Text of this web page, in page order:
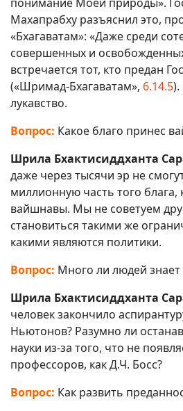
Махапрабху разъяснил это,
«Бхагаватам»: «Даже среди
совершенных и
встречается тот, кто предан
(«Шримад-Бхагаватам», 6.14.5).
лукавство.
Вопрос: Какое благо принес
Шрила Бхактисиддханта
даже через тысячи эр не
миллионную часть того блага,
вайшнавы. Мы не советуем
становиться такими же
какими являются политики.
Вопрос: Много ли людей
Шрила Бхактисиддханта
человек закончило
Ньютонов? Разумно ли
науки из-за того, что не
профессоров, как Д.Ч. Босс?
Вопрос: Как развить